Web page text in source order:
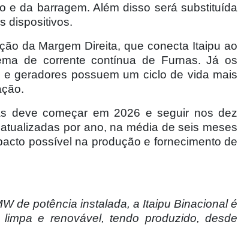
e da barragem. Além disso será substituída
dispositivos.
da Margem Direita, que conecta Itaipu ao
de corrente contínua de Furnas. Já os
geradores possuem um ciclo de vida mais
deve começar em 2026 e seguir nos dez
por ano, na média de seis meses
possível na produção e fornecimento de
de potência instalada, a Itaipu Binacional é
e renovável, tendo produzido, desde